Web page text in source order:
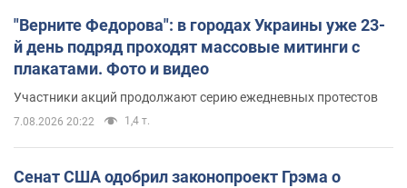
"Верните Федорова": в городах Украины уже 23-
й день подряд проходят массовые митинги с
плакатами. Фото и видео
Участники акций продолжают серию ежедневных протестов
7.08.2026 20:22 1,4 т.
Сенат США одобрил законопроект Грэма о